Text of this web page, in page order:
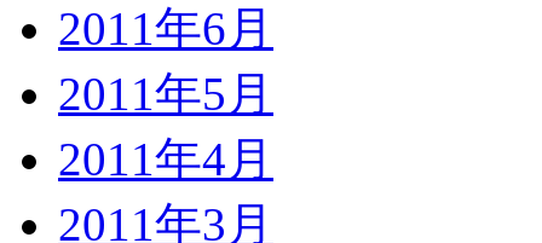
2011年6月
2011年5月
2011年4月
2011年3月